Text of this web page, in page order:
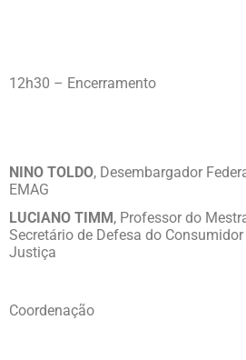
12h30 – Encerramento
NINO TOLDO, Desembargador
EMAG
LUCIANO TIMM, Professor do
Secretário de Defesa do
Justiça
Coordenação